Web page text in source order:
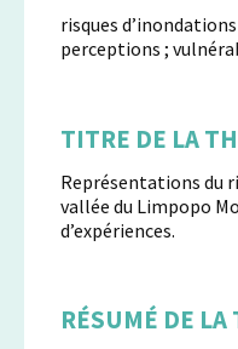
risques
perceptions ;
TITRE DE LA
Représentations du
vallée du Limpopo
d’expériences.
RÉSUMÉ DE LA